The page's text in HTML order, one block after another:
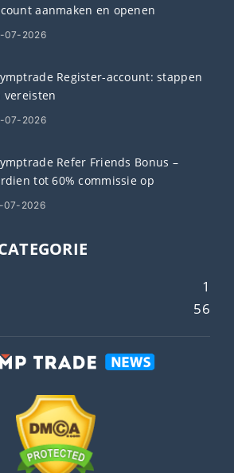
aanmaken en openen
07-2026
Register-account: stappen
vereisten
07-2026
Refer Friends Bonus –
tot 60% commissie op
07-2026
1
56